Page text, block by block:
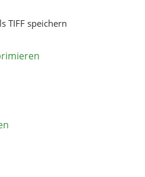
TIFF speichern